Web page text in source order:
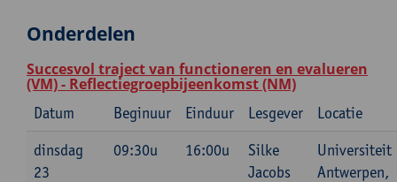
Onderdelen
Succesvol traject van functioneren en evalueren
(VM) - Reflectiegroepbijeenkomst (NM)
Datum Beginuur Einduur Lesgever
Locatie
dinsdag
23
09:30u 16:00u
Silke
Jacobs
Universiteit
Antwerpen,